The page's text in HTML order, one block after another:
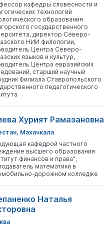
кафедры словесности и
технологий
образования
государственного
директор Северо-
НИИ филологии,
Центра Северо-
языков и культур,
Центра евразийских
старший научный
Филиала Ставропольского
педагогического
Хурият Рамазановна
Махачкала
кафедрой частного
высшего образования
финансов и права";
математики в
дорожном колледже
Наталья